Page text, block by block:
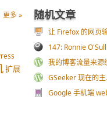
更多 »
扩展
随机文章
让 Firefox 的网页
147: Ronnie
我的博客流量来源
GSeeker 现在的主
Google 手机端